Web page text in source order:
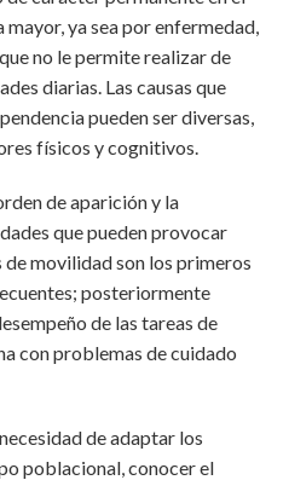
mayor, ya sea por enfermedad,
no le permite realizar de
diarias. Las causas que
pueden ser diversas,
físicos y cognitivos.
de aparición y la
que pueden provocar
movilidad son los primeros
posteriormente
de las tareas de
con problemas de cuidado
de adaptar los
poblacional, conocer el